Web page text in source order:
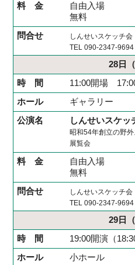
自由入場
無料
しんせいスケッチ会
TEL 090-2347-9694
28日
11:00開場
ギャラリー
しんせいスケッ
昭和54年創立の野
展覧会
自由入場
無料
しんせいスケッチ会
TEL 090-2347-9694
29日
19:00開演（
小ホール